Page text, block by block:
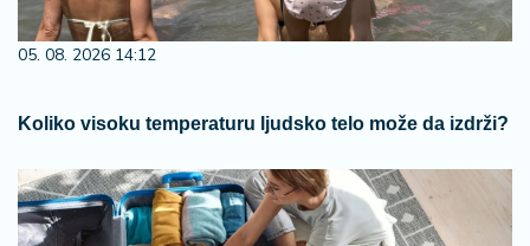
05. 08. 2026 14:12
Koliko visoku temperaturu ljudsko telo može da izdrži?